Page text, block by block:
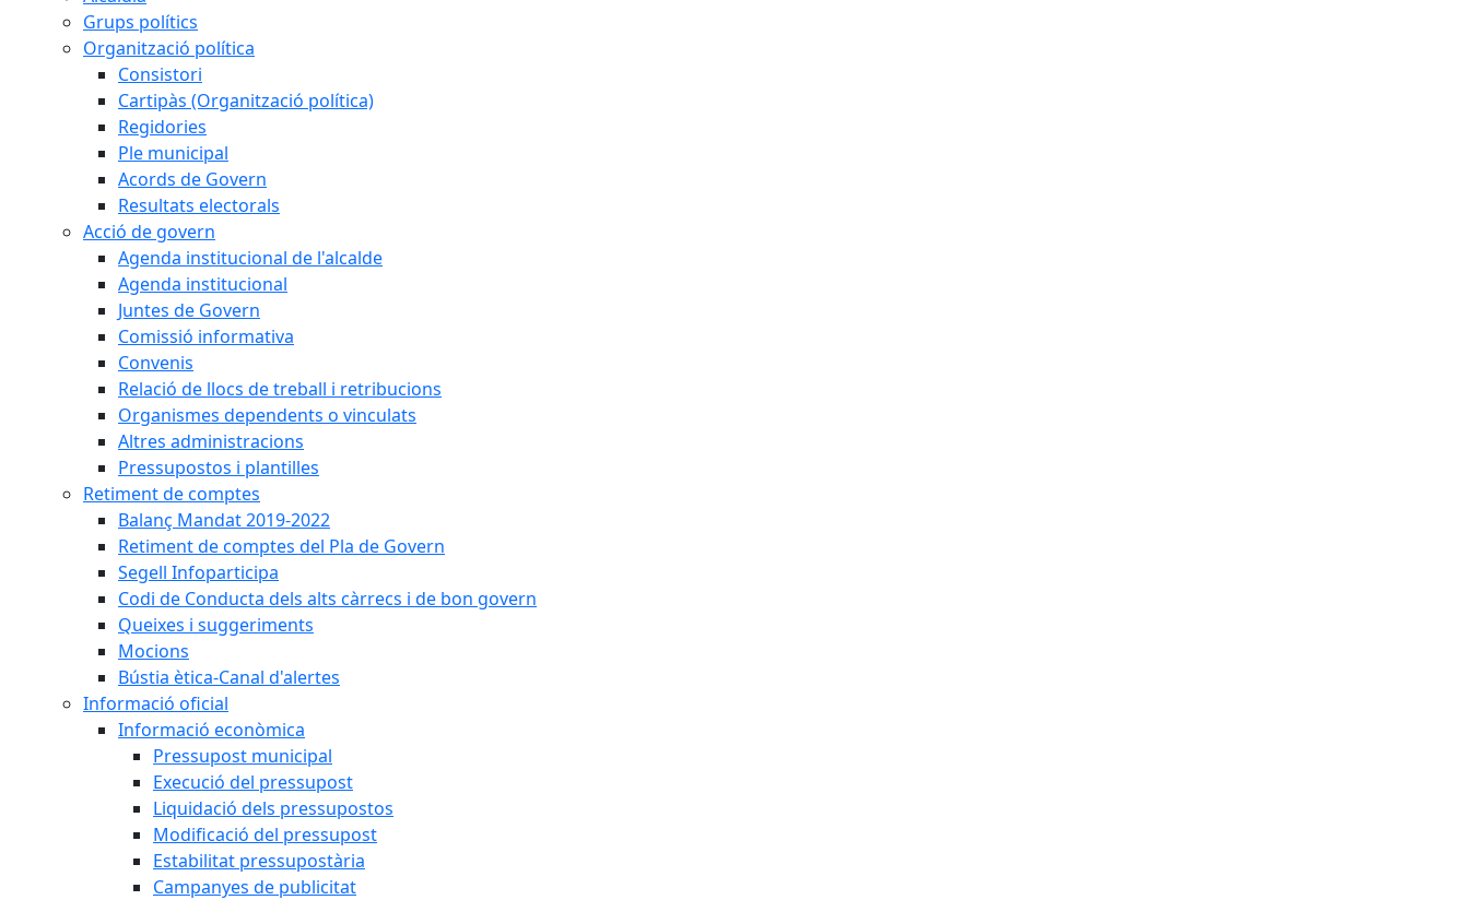
Grups polítics
Organització política
Consistori
Cartipàs (Organització política)
Regidories
Ple municipal
Acords de Govern
Resultats electorals
Acció de govern
Agenda institucional de l'alcalde
Agenda institucional
Juntes de Govern
Comissió informativa
Convenis
Relació de llocs de treball i retribucions
Organismes dependents o vinculats
Altres administracions
Pressupostos i plantilles
Retiment de comptes
Balanç Mandat 2019-2022
Retiment de comptes del Pla de Govern
Segell Infoparticipa
Codi de Conducta dels alts càrrecs i de bon govern
Queixes i suggeriments
Mocions
Bústia ètica-Canal d'alertes
Informació oficial
Informació econòmica
Pressupost municipal
Execució del pressupost
Liquidació dels pressupostos
Modificació del pressupost
Estabilitat pressupostària
Campanyes de publicitat